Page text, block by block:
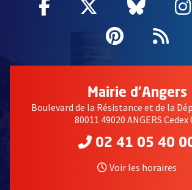
Facebook
, Ouvre une
Twitter
, Ouvre
,
Pinterest
, Ouvre
Mairie d'Angers
Boulevard de la Résistance et de la
80011 49020 ANGERS Cedex
02 41 05 40
Voir les horaires